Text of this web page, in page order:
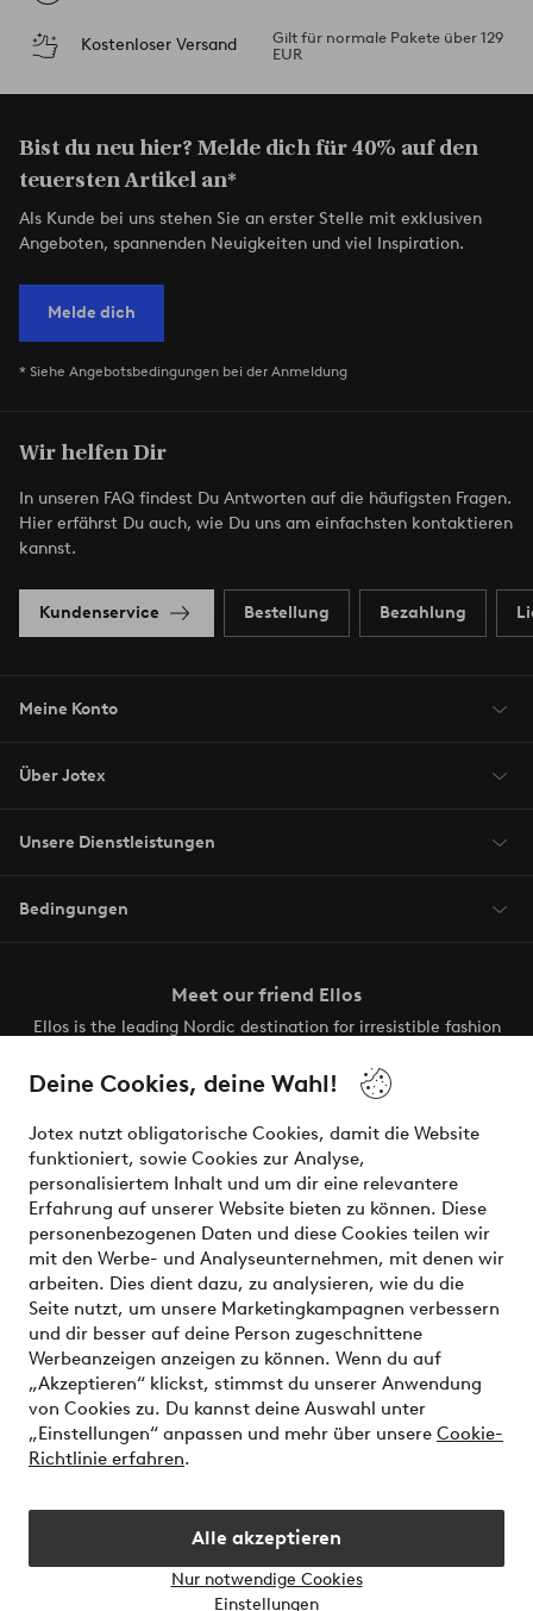
Deine Cookies, deine Wahl!
Jotex nutzt obligatorische Cookies, damit die Website
funktioniert, sowie Cookies zur Analyse,
personalisiertem Inhalt und um dir eine relevantere
Erfahrung auf unserer Website bieten zu können. Diese
personenbezogenen Daten und diese Cookies teilen wir
mit den Werbe- und Analyseunternehmen, mit denen wir
arbeiten. Dies dient dazu, zu analysieren, wie du die
Seite nutzt, um unsere Marketingkampagnen verbessern
und dir besser auf deine Person zugeschnittene
Werbeanzeigen anzeigen zu können. Wenn du auf
„Akzeptieren“ klickst, stimmst du unserer Anwendung
von Cookies zu. Du kannst deine Auswahl unter
„Einstellungen“ anpassen und mehr über unsere Cookie-
Richtlinie erfahren.
Alle akzeptieren
Nur notwendige Cookies
Einstellungen
Kostenloser Versand
Gilt für normale Pakete über 129
EUR
Bist du neu hier? Melde dich für 40% auf den
teuersten Artikel an*
Als Kunde bei uns stehen Sie an erster Stelle mit exklusiven
Angeboten, spannenden Neuigkeiten und viel Inspiration.
Melde dich
* Siehe Angebotsbedingungen bei der Anmeldung
Wir helfen Dir
In unseren FAQ findest Du Antworten auf die häufigsten Fragen.
Hier erfährst Du auch, wie Du uns am einfachsten kontaktieren
kannst.
Kundenservice Bestellung Bezahlung
Meine Konto
Über Jotex
Unsere Dienstleistungen
Bedingungen
Meet our friend Ellos
Ellos is the leading Nordic destination for irresistible fashion
the latest trends, curated to make finding your next look
effortless. It’s all here.
Visit Ellos
Sichere Zahlungen - Jetzt bezahlen oder aufteilen
Möchtest du mehr über unsere
Zahlungsmöglichkeitenerfahren?